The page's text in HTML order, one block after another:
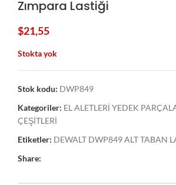
Zımpara Lastiği
$21,55
Stokta yok
Stok kodu: DWP849
Kategoriler: EL ALETLERİ YEDEK
ÇEŞİTLERİ
Etiketler: DEWALT DWP849 ALT TABAN
Share: